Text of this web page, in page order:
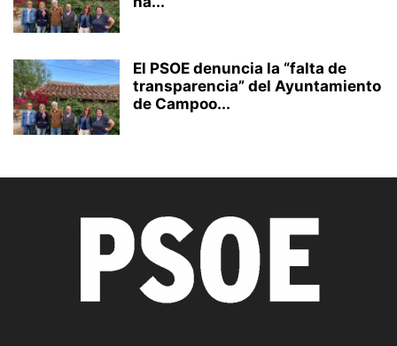
El PSOE denuncia la “falta de
transparencia” del Ayuntamiento
de Campoo...